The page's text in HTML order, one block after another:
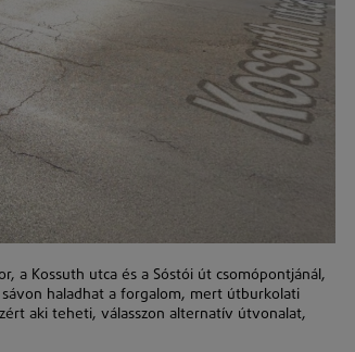
a Kossuth utca és a Sóstói út csomópontjánál,
haladhat a forgalom, mert útburkolati
aki teheti, válasszon alternatív útvonalat,